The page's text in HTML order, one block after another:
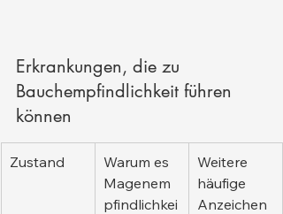
Erkrankungen, die zu
Bauchempfindlichkeit führen
können
Zustand
Warum es
Magenem
pfindlichkei
Weitere
häufige
Anzeichen